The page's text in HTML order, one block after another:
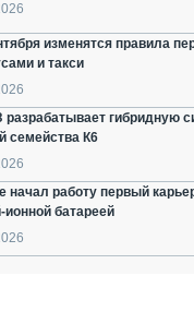
изменятся правила
и такси
гибридную
семейства К6
начал работу первый
ионной батареей